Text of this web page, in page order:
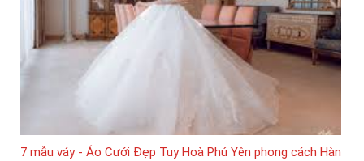
7 mẫu váy - Áo Cưới Đẹp Tuy Hoà Phú Yên phong cách Hàn